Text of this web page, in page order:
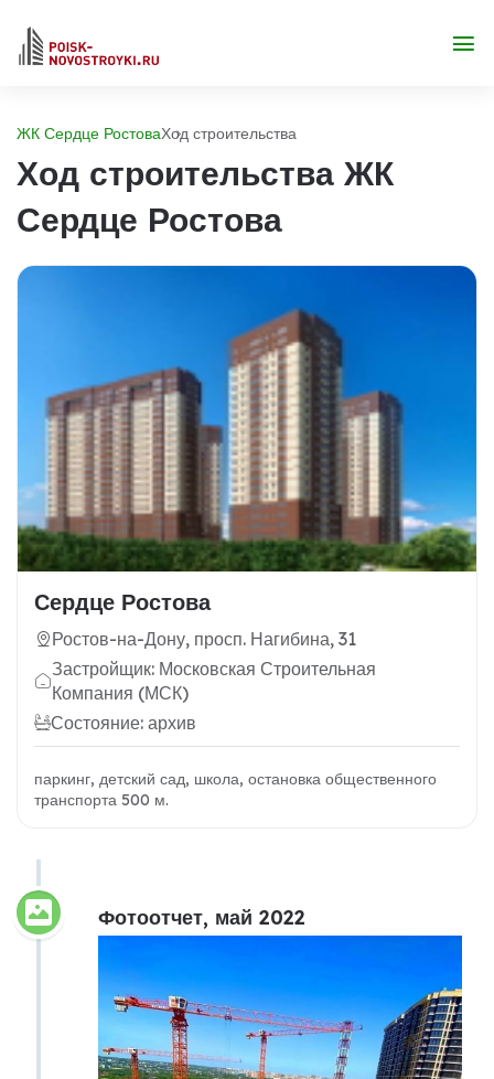
ЖК Сердце РостоваХод строительства
Ход строительства ЖК
Сердце Ростова
Сердце Ростова
Ростов-на-Дону, просп. Нагибина, 31
Застройщик: Московская Строительная
Компания (МСК)
Состояние: архив
паркинг, детский сад, школа, остановка общественного
транспорта 500 м.
Фотоотчет, май 2022